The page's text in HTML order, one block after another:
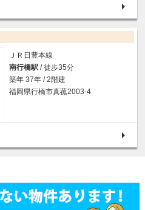
ＪＲ日豊本線
南行橋駅 / 徒歩35分
築年 37年 / 2階建
福岡県行橋市真菰2003-4